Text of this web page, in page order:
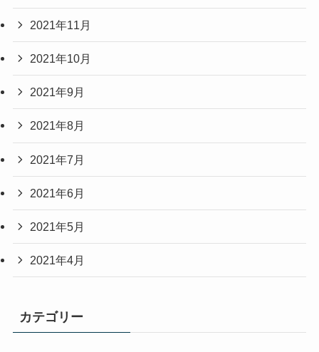
2021年11月
2021年10月
2021年9月
2021年8月
2021年7月
2021年6月
2021年5月
2021年4月
カテゴリー